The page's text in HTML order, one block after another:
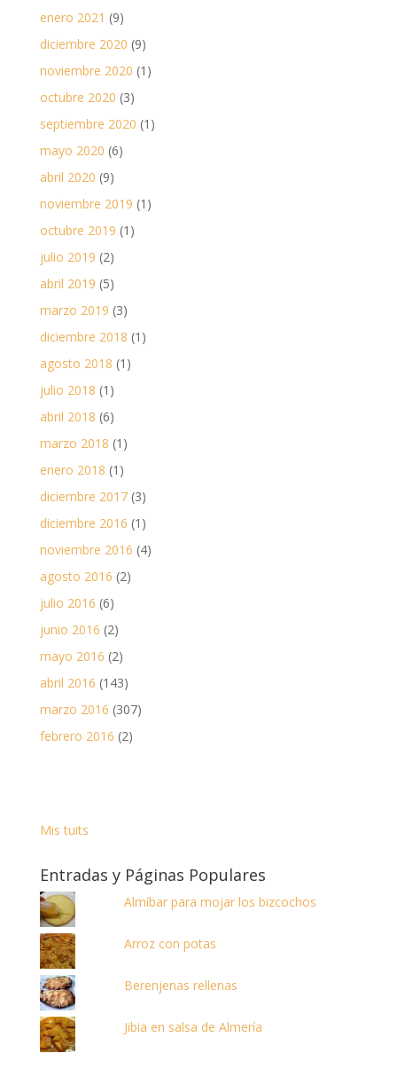
enero 2021 (9)
diciembre 2020 (9)
noviembre 2020 (1)
octubre 2020 (3)
septiembre 2020 (1)
mayo 2020 (6)
abril 2020 (9)
noviembre 2019 (1)
octubre 2019 (1)
julio 2019 (2)
abril 2019 (5)
marzo 2019 (3)
diciembre 2018 (1)
agosto 2018 (1)
julio 2018 (1)
abril 2018 (6)
marzo 2018 (1)
enero 2018 (1)
diciembre 2017(3)
diciembre 2016 (1)
noviembre 2016 (4)
agosto 2016 (2)
julio 2016 (6)
junio 2016 (2)
mayo 2016 (2)
abril 2016 (143)
marzo 2016 (307)
febrero 2016 (2)
Mis tuits
Entradas y Páginas Populares
Almíbar para mojar los bizcochos
Arroz con potas
Berenjenas rellenas
Jibia en salsa de Almería